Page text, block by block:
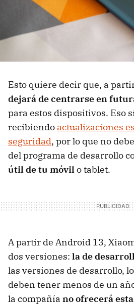
Esto quiere decir que, a
dejará de centrarse en
para estos dispositivos. Eso
recibiendo actualizaciones
seguridad, por lo que no
del programa de desarrollo
útil de tu móvilo tablet.
A partir de Android 13,
dos versiones: la de
las versiones de desarrollo,
deben tener menos de un
la compañía no ofrecerá